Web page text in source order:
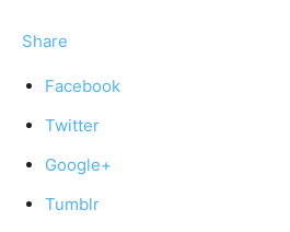
Share
Facebook
Twitter
Google+
Tumblr